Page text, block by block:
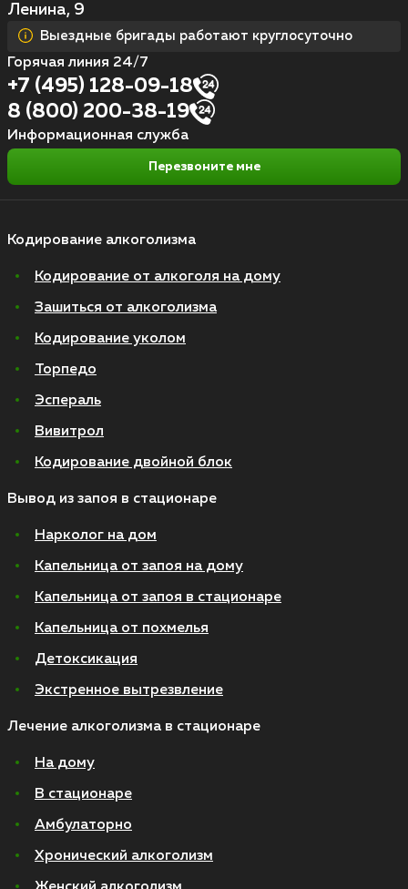
Кодирование алкоголизма
Кодирование от алкоголя на дому
Зашиться от алкоголизма
Кодирование уколом
Торпедо
Эспераль
Вивитрол
Кодирование двойной блок
Вывод из запоя в стационаре
Нарколог на дом
Капельница от запоя на дому
Капельница от запоя в стационаре
Капельница от похмелья
Детоксикация
Экстренное вытрезвление
Лечение алкоголизма в стационаре
На дому
В стационаре
Амбулаторно
Хронический алкоголизм
Ленина, 9
Выездные бригады работают круглосуточно
Горячая линия 24/7
+7 (495) 128-09-18
8 (800) 200-38-19
Информационная служба
Перезвоните мне